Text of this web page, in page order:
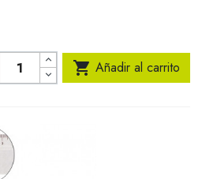
 Añadir al carrito